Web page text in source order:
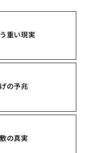
重い現実
の予兆
の真実